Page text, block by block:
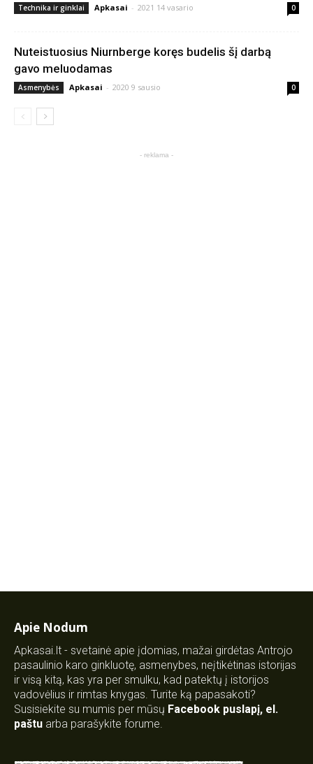
Technika ir ginklai Apkasai - 2021 14 vasario 0
Nuteistuosius Niurnberge koręs budelis šį darbą
gavo meluodamas
Asmenybės Apkasai - 2020 9 sausio 0
- reklama -
Apie Nodum
Apkasai.lt - svetainė apie įdomias, mažai girdėtas Antrojo
pasaulinio karo ginkluotę, asmenybes, neįtikėtinas istorijas
ir visą kitą, kas yra per smulku, kad patektų į istorijos
vadovėlius ir rimtas knygas. Turite ką papasakoti?
Susisiekite su mumis per mūsų Facebook puslapį, el.
paštu arba parašykite forume.